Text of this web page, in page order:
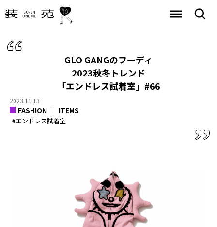
GLO GANGのフーディ
2023秋冬トレンド
「エンドレス試着室」#66
2023.11.13
FASHION ITEMS
#エンドレス試着室